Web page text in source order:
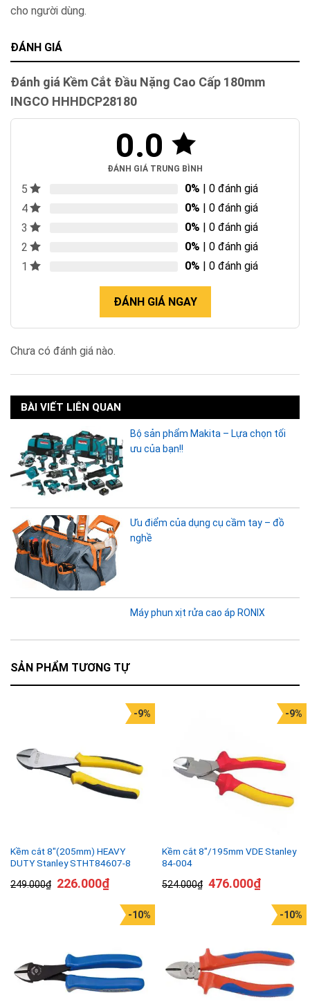
cho người dùng.
ĐÁNH GIÁ
Đánh giá Kềm Cắt Đầu Nặng Cao Cấp 180mm
INGCO HHHDCP28180
0.0
ĐÁNH GIÁ TRUNG BÌNH
5 0% | 0 đánh giá
4
0% | 0 đánh giá
3
0% | 0 đánh giá
2
0% | 0 đánh giá
1
0% | 0 đánh giá
ĐÁNH GIÁ NGAY
Chưa có đánh giá nào.
BÀI VIẾT LIÊN QUAN
Bộ sản phẩm Makita – Lựa chọn tối
ưu của bạn!!
Ưu điểm của dụng cụ cầm tay – đồ
nghề
Máy phun xịt rửa cao áp RONIX
SẢN PHẨM TƯƠNG TỰ
Kềm cắt 8″(205mm) HEAVY
DUTY Stanley STHT84607-8
249.000₫
-9%
226.000₫
Kềm cắt 8″/195mm VDE Stanley
84-004
524.000₫
-9%
476.000₫
-10% -10%